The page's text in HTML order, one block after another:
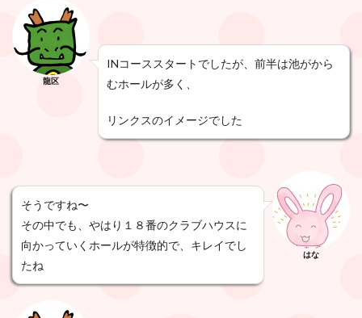
龍区
INコーススタートでしたが、前半は池がから
むホールが多く、
リンクスのイメージでした
そうですね〜
その中でも、やはり１８番のクラブハウスに
向かっていくホールが特徴的で、キレイでし
たね
はな